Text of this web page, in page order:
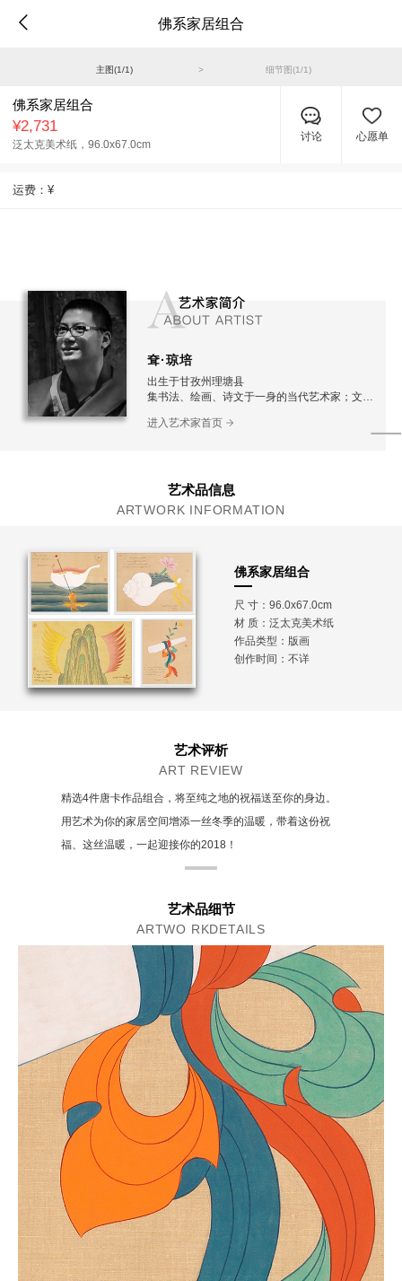
佛系家居组合
主图(1/1) > 细节图(1/1)
佛系家居组合
¥2,731
泛太克美术纸， 96.0x67.0cm
讨论 心愿单
运费： ¥
耷·琼培
出生于甘孜州理塘县
集书法、绘画、诗文于一身的当代艺术家；文化
家、藏学专家、藏传佛教格鲁派活佛；善播妙音
进入艺术家首页
艺术品信息
ARTWORK INFORMATION
佛系家居组合
尺 寸：96.0x67.0cm
材 质： 泛太克美术纸
作品类型：版画
创作时间：不详
艺术评析
ART REVIEW
精选4件唐卡作品组合，将至纯之地的祝福送至你的身边。
用艺术为你的家居空间增添一丝冬季的温暖，带着这份祝
福、这丝温暖，一起迎接你的2018！
艺术品细节
ARTWO RKDETAILS